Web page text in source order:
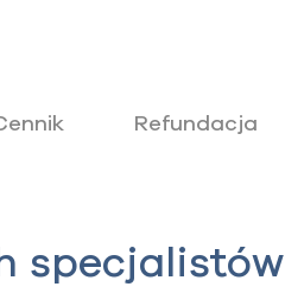
Refundacja
specjalistów